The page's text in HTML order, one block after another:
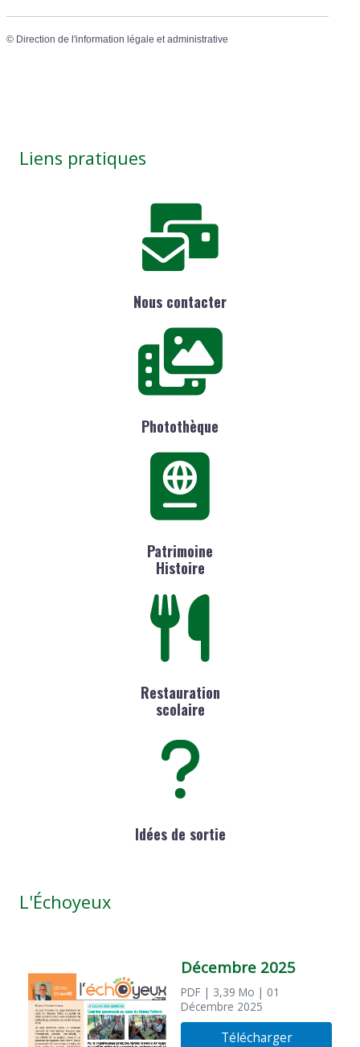
© Direction de l'information légale et administrative
Liens pratiques
Nous contacter
Photothèque
Patrimoine
Histoire
Restauration
scolaire
Idées de sortie
L'Échoyeux
Décembre 2025
PDF | 3,39 Mo | 01
Décembre 2025
Télécharger